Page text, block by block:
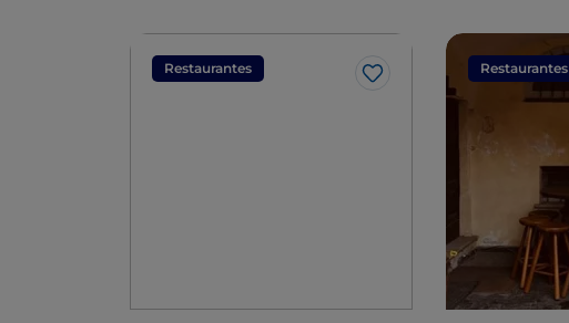
Restaurantes
Me gusta
Restaurantes